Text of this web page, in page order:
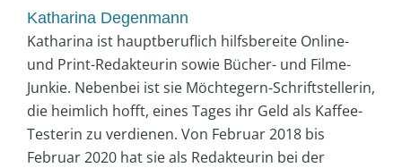
Katharina Degenmann
Katharina ist hauptberuflich hilfsbereite Online-
und Print-Redakteurin sowie Bücher- und Filme-
Junkie. Nebenbei ist sie Möchtegern-Schriftstellerin,
die heimlich hofft, eines Tages ihr Geld als Kaffee-
Testerin zu verdienen. Von Februar 2018 bis
Februar 2020 hat sie als Redakteurin bei der